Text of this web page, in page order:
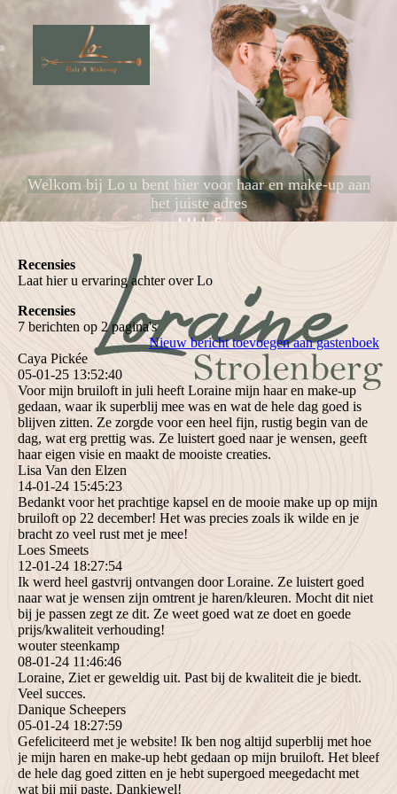
Welkom bij Lo u bent hier voor haar en make-up aan
het juiste adres
Recensies
Laat hier u ervaring achter over Lo
Recensies
7 berichten op 2 pagina's
Nieuw bericht toevoegen aan gastenboek
Caya Pickée
05-01-25 13:52:40
Voor mijn bruiloft in juli heeft Loraine mijn haar en make-up
gedaan, waar ik superblij mee was en wat de hele dag goed is
blijven zitten. Ze zorgde voor een heel fijn, rustig begin van de
dag, wat erg prettig was. Ze luistert goed naar je wensen, geeft
haar eigen visie en maakt de mooiste creaties.
Lisa Van den Elzen
14-01-24 15:45:23
Bedankt voor het prachtige kapsel en de mooie make up op mijn
bruiloft op 22 december! Het was precies zoals ik wilde en je
bracht zo veel rust met je mee!
Loes Smeets
12-01-24 18:27:54
Ik werd heel gastvrij ontvangen door Loraine. Ze luistert goed
naar wat je wensen zijn omtrent je haren/kleuren. Mocht dit niet
bij je passen zegt ze dit. Ze weet goed wat ze doet en goede
prijs/kwaliteit verhouding!
wouter steenkamp
08-01-24 11:46:46
Loraine, Ziet er geweldig uit. Past bij de kwaliteit die je biedt.
Veel succes.
Danique Scheepers
05-01-24 18:27:59
Gefeliciteerd met je website! Ik ben nog altijd superblij met hoe
je mijn haren en make-up hebt gedaan op mijn bruiloft. Het bleef
de hele dag goed zitten en je hebt supergoed meegedacht met
wat bij mij paste. Dankjewel!